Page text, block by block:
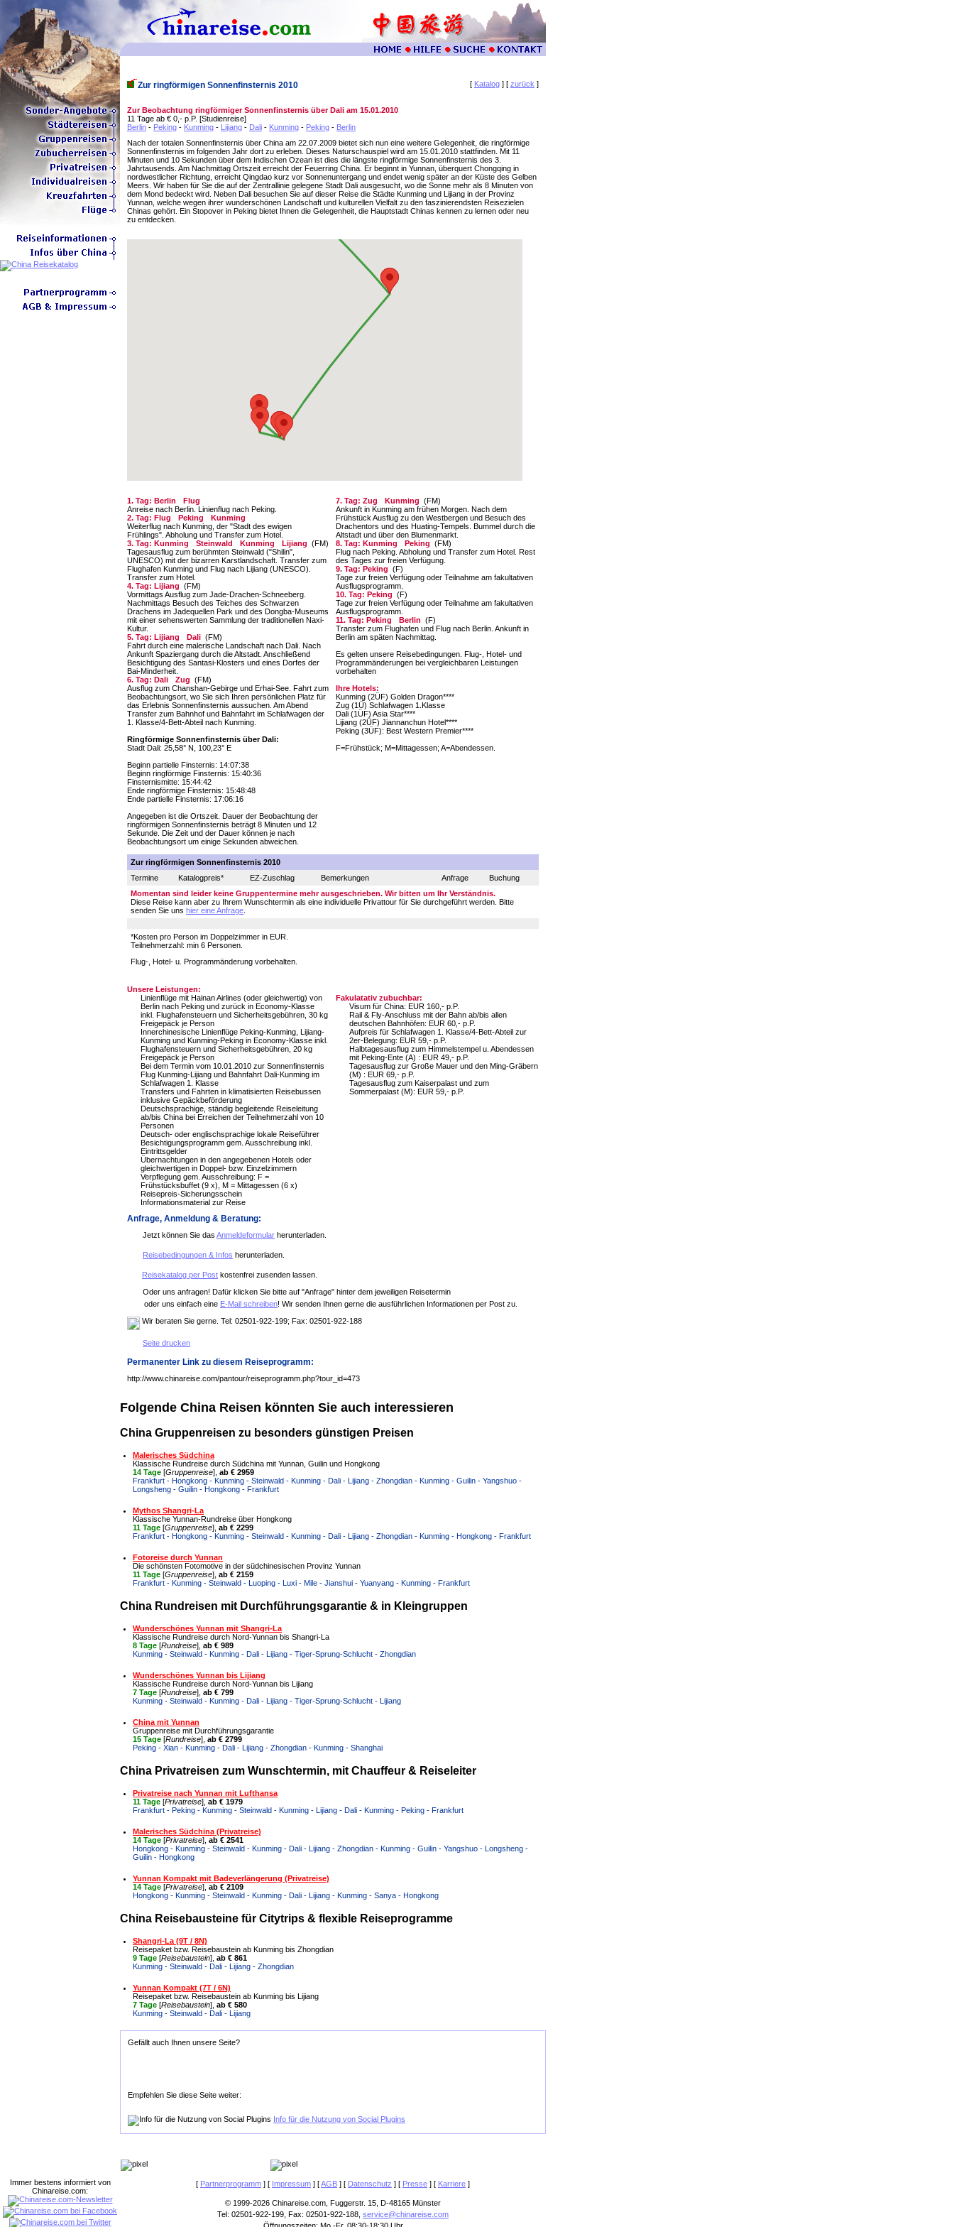
Zur ringförmigen Sonnenfinsternis 2010 [ Katalog ] [ zurück ]
Zur Beobachtung ringförmiger Sonnenfinsternis über Dali am 15.01.2010
11 Tage ab € 0,- p.P. [Studienreise]
Berlin - Peking - Kunming - Lijiang - Dali - Kunming - Peking - Berlin
Nach der totalen Sonnenfinsternis über China am 22.07.2009 bietet sich nun eine weitere Gelegenheit, die ringförmige
Sonnenfinsternis im folgenden Jahr dort zu erleben. Dieses Naturschauspiel wird am 15.01.2010 stattfinden. Mit 11
Minuten und 10 Sekunden über dem Indischen Ozean ist dies die längste ringförmige Sonnenfinsternis des 3.
Jahrtausends. Am Nachmittag Ortszeit erreicht der Feuerring China. Er beginnt in Yunnan, überquert Chongqing in
nordwestlicher Richtung, erreicht Qingdao kurz vor Sonnenuntergang und endet wenig später an der Küste des Gelben
Meers. Wir haben für Sie die auf der Zentrallinie gelegene Stadt Dali ausgesucht, wo die Sonne mehr als 8 Minuten von
dem Mond bedeckt wird. Neben Dali besuchen Sie auf dieser Reise die Städte Kunming und Lijiang in der Provinz
Yunnan, welche wegen ihrer wunderschönen Landschaft und kulturellen Vielfalt zu den faszinierendsten Reisezielen
Chinas gehört. Ein Stopover in Peking bietet Ihnen die Gelegenheit, die Hauptstadt Chinas kennen zu lernen oder neu
zu entdecken.
1. Tag: Berlin
Flug
Anreise nach Berlin. Linienflug nach Peking.
2. Tag: Flug
Peking
Kunming
Weiterflug nach Kunming, der "Stadt des ewigen
Frühlings". Abholung und Transfer zum Hotel.
3. Tag: Kunming
Steinwald Kunming Lijiang (FM)
Tagesausflug zum berühmten Steinwald ("Shilin",
UNESCO) mit der bizarren Karstlandschaft. Transfer zum
Flughafen Kunming und Flug nach Lijiang (UNESCO).
Transfer zum Hotel.
4. Tag: Lijiang (FM)
Vormittags Ausflug zum Jade-Drachen-Schneeberg.
Nachmittags Besuch des Teiches des Schwarzen
Drachens im Jadequellen Park und des Dongba-Museums
mit einer sehenswerten Sammlung der traditionellen Naxi-
Kultur.
5. Tag: Lijiang
Dali (FM)
Fahrt durch eine malerische Landschaft nach Dali. Nach
Ankunft Spaziergang durch die Altstadt. Anschließend
Besichtigung des Santasi-Klosters und eines Dorfes der
Bai-Minderheit.
6. Tag: Dali
Zug (FM)
Ausflug zum Chanshan-Gebirge und Erhai-See. Fahrt zum
Beobachtungsort, wo Sie sich Ihren persönlichen Platz für
das Erlebnis Sonnenfinsternis aussuchen. Am Abend
Transfer zum Bahnhof und Bahnfahrt im Schlafwagen der
1. Klasse/4-Bett-Abteil nach Kunming.
Ringförmige Sonnenfinsternis über Dali:
Stadt Dali: 25,58° N, 100,23° E
Beginn partielle Finsternis: 14:07:38
Beginn ringförmige Finsternis: 15:40:36
Finsternismitte: 15:44:42
Ende ringförmige Finsternis: 15:48:48
Ende partielle Finsternis: 17:06:16
Angegeben ist die Ortszeit. Dauer der Beobachtung der
ringförmigen Sonnenfinsternis beträgt 8 Minuten und 12
Sekunde. Die Zeit und der Dauer können je nach
Beobachtungsort um einige Sekunden abweichen.
7. Tag: Zug Kunming (FM)
Ankunft in Kunming am frühen Morgen. Nach dem
Frühstück Ausflug zu den Westbergen und Besuch des
Drachentors und des Huating-Tempels. Bummel durch die
Altstadt und über den Blumenmarkt.
8. Tag: Kunming
Peking (FM)
Flug nach Peking. Abholung und Transfer zum Hotel. Rest
des Tages zur freien Verfügung.
9. Tag: Peking (F)
Tage zur freien Verfügung oder Teilnahme am fakultativen
Ausflugsprogramm.
10. Tag: Peking (F)
Tage zur freien Verfügung oder Teilnahme am fakultativen
Ausflugsprogramm.
11. Tag: Peking
Berlin (F)
Transfer zum Flughafen und Flug nach Berlin. Ankunft in
Berlin am späten Nachmittag.
Es gelten unsere Reisebedingungen. Flug-, Hotel- und
Programmänderungen bei vergleichbaren Leistungen
vorbehalten
Ihre Hotels:
Kunming (2ÜF) Golden Dragon****
Zug (1Ü) Schlafwagen 1.Klasse
Dali (1ÜF) Asia Star****
Lijiang (2ÜF) Jiannanchun Hotel****
Peking (3ÜF): Best Western Premier****
F=Frühstück; M=Mittagessen; A=Abendessen.
Zur ringförmigen Sonnenfinsternis 2010
Termine
Katalogpreis* EZ-Zuschlag Bemerkungen Anfrage
Buchung
Momentan sind leider keine Gruppentermine mehr ausgeschrieben. Wir bitten um Ihr Verständnis.
Diese Reise kann aber zu Ihrem Wunschtermin als eine individuelle Privattour für Sie durchgeführt werden. Bitte
senden Sie uns hier eine Anfrage
*Kosten pro Person im Doppelzimmer in EUR.
Teilnehmerzahl: min 6 Personen.
Flug-, Hotel- u. Programmänderung vorbehalten.
Unsere Leistungen:
Linienflüge mit Hainan Airlines (oder gleichwertig) von
Berlin nach Peking und zurück in Economy-Klasse
inkl. Flughafensteuern und Sicherheitsgebühren, 30 kg
Freigepäck je Person
Innerchinesische Linienflüge Peking-Kunming, Lijiang-
Kunming und Kunming-Peking in Economy-Klasse inkl.
Flughafensteuern und Sicherheitsgebühren, 20 kg
Freigepäck je Person
Bei dem Termin vom 10.01.2010 zur Sonnenfinsternis
Flug Kunming-Lijiang und Bahnfahrt Dali-Kunming im
Schlafwagen 1. Klasse
Transfers und Fahrten in klimatisierten Reisebussen
inklusive Gepäckbeförderung
Deutschsprachige, ständig begleitende Reiseleitung
ab/bis China bei Erreichen der Teilnehmerzahl von 10
Personen
Deutsch- oder englischsprachige lokale Reiseführer
Besichtigungsprogramm gem. Ausschreibung inkl.
Eintrittsgelder
Übernachtungen in den angegebenen Hotels oder
gleichwertigen in Doppel- bzw. Einzelzimmern
Verpflegung gem. Ausschreibung: F =
Frühstücksbuffet (9 x), M = Mittagessen (6 x)
Reisepreis-Sicherungsschein
Informationsmaterial zur Reise
Fakulatativ zubuchbar:
Visum für China: EUR 160,- p.P.
Rail & Fly-Anschluss mit der Bahn ab/bis allen
deutschen Bahnhöfen: EUR 60,- p.P.
Aufpreis für Schlafwagen 1. Klasse/4-Bett-Abteil zur
2er-Belegung: EUR 59,- p.P.
Halbtagesausflug zum Himmelstempel u. Abendessen
mit Peking-Ente (A) : EUR 49,- p.P.
Tagesausflug zur Große Mauer und den Ming-Gräbern
(M) : EUR 69,- p.P.
Tagesausflug zum Kaiserpalast und zum
Sommerpalast (M): EUR 59,- p.P.
Anfrage, Anmeldung & Beratung:
Jetzt können Sie das Anmeldeformular herunterladen.
Reisebedingungen & Infos herunterladen.
Reisekatalog per Post kostenfrei zusenden lassen.
Oder uns anfragen! Dafür klicken Sie bitte auf "Anfrage" hinter dem jeweiligen Reisetermin
oder uns einfach eine E-Mail schreiben! Wir senden Ihnen gerne die ausführlichen Informationen per Post zu.
Wir beraten Sie gerne. Tel: 02501-922-199; Fax: 02501-922-188
Seite drucken
Permanenter Link zu diesem Reiseprogramm:
http://www.chinareise.com/pantour/reiseprogramm.php?tour_id=473
Folgende China Reisen könnten Sie auch interessieren
China Gruppenreisen zu besonders günstigen Preisen
Malerisches Südchina
Klassische Rundreise durch Südchina mit Yunnan, Guilin und Hongkong
14 Tage [Gruppenreise], ab € 2959
Frankfurt - Hongkong - Kunming - Steinwald - Kunming - Dali - Lijiang - Zhongdian - Kunming - Guilin - Yangshuo -
Longsheng - Guilin - Hongkong - Frankfurt
Mythos Shangri-La
Klassische Yunnan-Rundreise über Hongkong
11 Tage [Gruppenreise], ab € 2299
Frankfurt - Hongkong - Kunming - Steinwald - Kunming - Dali - Lijiang - Zhongdian - Kunming - Hongkong - Frankfurt
Fotoreise durch Yunnan
Die schönsten Fotomotive in der südchinesischen Provinz Yunnan
11 Tage [Gruppenreise], ab € 2159
Frankfurt - Kunming - Steinwald - Luoping - Luxi - Mile - Jianshui - Yuanyang - Kunming - Frankfurt
China Rundreisen mit Durchführungsgarantie & in Kleingruppen
Wunderschönes Yunnan mit Shangri-La
Klassische Rundreise durch Nord-Yunnan bis Shangri-La
8 Tage [Rundreise], ab € 989
Kunming - Steinwald - Kunming - Dali - Lijiang - Tiger-Sprung-Schlucht - Zhongdian
Wunderschönes Yunnan bis Lijiang
Klassische Rundreise durch Nord-Yunnan bis Lijiang
7 Tage [Rundreise], ab € 799
Kunming - Steinwald - Kunming - Dali - Lijiang - Tiger-Sprung-Schlucht - Lijiang
China mit Yunnan
Gruppenreise mit Durchführungsgarantie
15 Tage [Rundreise], ab € 2799
Peking - Xian - Kunming - Dali - Lijiang - Zhongdian - Kunming - Shanghai
China Privatreisen zum Wunschtermin, mit Chauffeur & Reiseleiter
Privatreise nach Yunnan mit Lufthansa
11 Tage [Privatreise], ab € 1979
Frankfurt - Peking - Kunming - Steinwald - Kunming - Lijiang - Dali - Kunming - Peking - Frankfurt
Malerisches Südchina (Privatreise)
14 Tage [Privatreise], ab € 2541
Hongkong - Kunming - Steinwald - Kunming - Dali - Lijiang - Zhongdian - Kunming - Guilin - Yangshuo - Longsheng -
Guilin - Hongkong
Yunnan Kompakt mit Badeverlängerung (Privatreise)
14 Tage [Privatreise], ab € 2109
Hongkong - Kunming - Steinwald - Kunming - Dali - Lijiang - Kunming - Sanya - Hongkong
China Reisebausteine für Citytrips & flexible Reiseprogramme
Shangri-La (9T / 8N)
Reisepaket bzw. Reisebaustein ab Kunming bis Zhongdian
9 Tage [Reisebaustein], ab € 861
Kunming - Steinwald - Dali - Lijiang - Zhongdian
Yunnan Kompakt (7T / 6N)
Reisepaket bzw. Reisebaustein ab Kunming bis Lijiang
7 Tage [Reisebaustein], ab € 580
Kunming - Steinwald - Dali - Lijiang
Gefällt auch Ihnen unsere Seite?
Empfehlen Sie diese Seite weiter:
Info für die Nutzung von Social Plugins
[ Partnerprogramm ] [ Impressum ] [AGB ] [ Datenschutz ] [ Presse ] [ Karriere ]
© 1999-2026 Chinareise.com, Fuggerstr. 15, D-48165 Münster
Tel: 02501-922-199, Fax: 02501-922-188, service@chinareise.com
Öffnungszeiten: Mo.-Fr. 08:30-18:30 Uhr
Immer bestens informiert von
Chinareise.com: